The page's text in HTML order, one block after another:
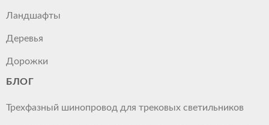
Ландшафты
Деревья
Дорожки
БЛОГ
Трехфазный шинопровод для трековых светильников